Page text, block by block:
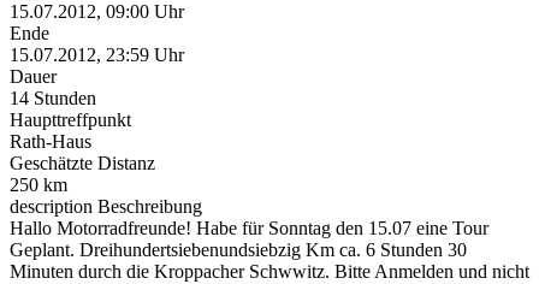
15.07.2012, 09:00 Uhr
Ende
15.07.2012, 23:59 Uhr
Dauer
14 Stunden
Haupttreffpunkt
Rath-Haus
Geschätzte Distanz
250 km
description Beschreibung
Hallo Motorradfreunde! Habe für Sonntag den 15.07 eine Tour
Geplant. Dreihundertsiebenundsiebzig Km ca. 6 Stunden 30
Minuten durch die Kroppacher Schwwitz. Bitte Anmelden und nicht